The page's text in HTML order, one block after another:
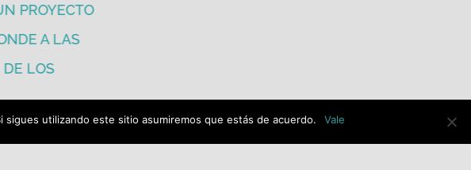
PROYECTO
A LAS
DE LOS
utilizando este sitio asumiremos que estás de acuerdo. Vale